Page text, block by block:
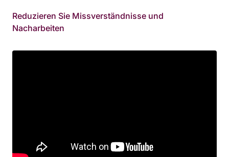
Reduzieren Sie Missverständnisse und
Nacharbeiten